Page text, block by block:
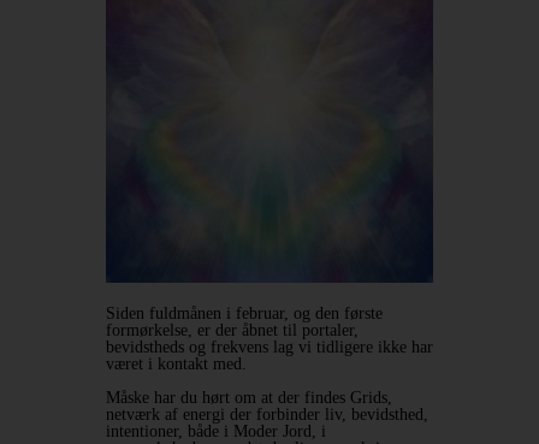
Siden fuldmånen i februar, og den første
formørkelse, er der åbnet til portaler,
bevidstheds og frekvens lag vi tidligere ikke har
været i kontakt med.
Måske har du hørt om at der findes Grids,
netværk af energi der forbinder liv, bevidsthed,
intentioner, både i Moder Jord, i